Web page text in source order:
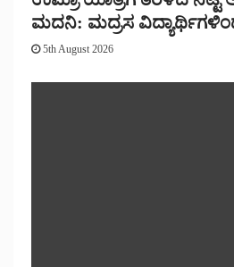
ಮದನಿ: ಮದ್ರಸ
5th August 2026